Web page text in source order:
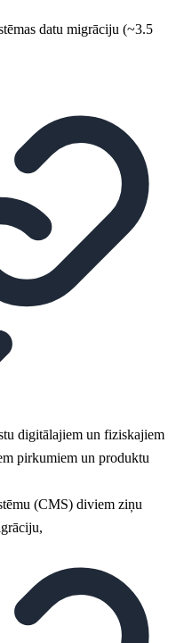
datu migrāciju (~3.5
digitālajiem un fiziskajiem
pirkumiem un produktu
(CMS) diviem ziņu